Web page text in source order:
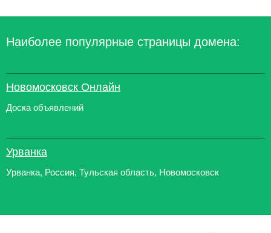
Наиболее популярные страницы домена:
Новомосковск Онлайн
Доска объявлений
Урванка
Урванка, Россия, Тульская область, Новомосковск